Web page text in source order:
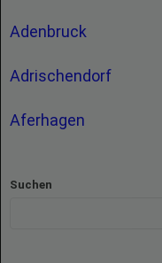
Adenbruck
Adrischendorf
Aferhagen
Suchen